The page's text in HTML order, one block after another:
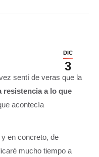
DIC
3
sentí de veras que la
resistencia a lo que
acontecía
en concreto, de
mucho tiempo a